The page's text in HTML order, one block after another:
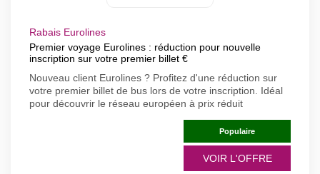
Rabais Eurolines
Premier voyage Eurolines : réduction pour nouvelle
inscription sur votre premier billet €
Nouveau client Eurolines ? Profitez d'une réduction sur
votre premier billet de bus lors de votre inscription. Idéal
pour découvrir le réseau européen à prix réduit
Populaire
VOIR L'OFFRE